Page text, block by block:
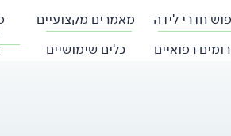
חדרי לידה מאמרים מקצועיים
רפואיים כלים שימושיים